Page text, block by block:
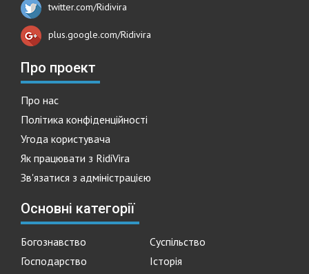
twitter.com/Ridivira
plus.google.com/Ridivira
Про проект
Про нас
Політика конфіденційності
Угода користувача
Як працювати з RidiVira
Зв'язатися з адміністрацією
Основні категорії
Богознавство
Суспільство
Господарство
Історія